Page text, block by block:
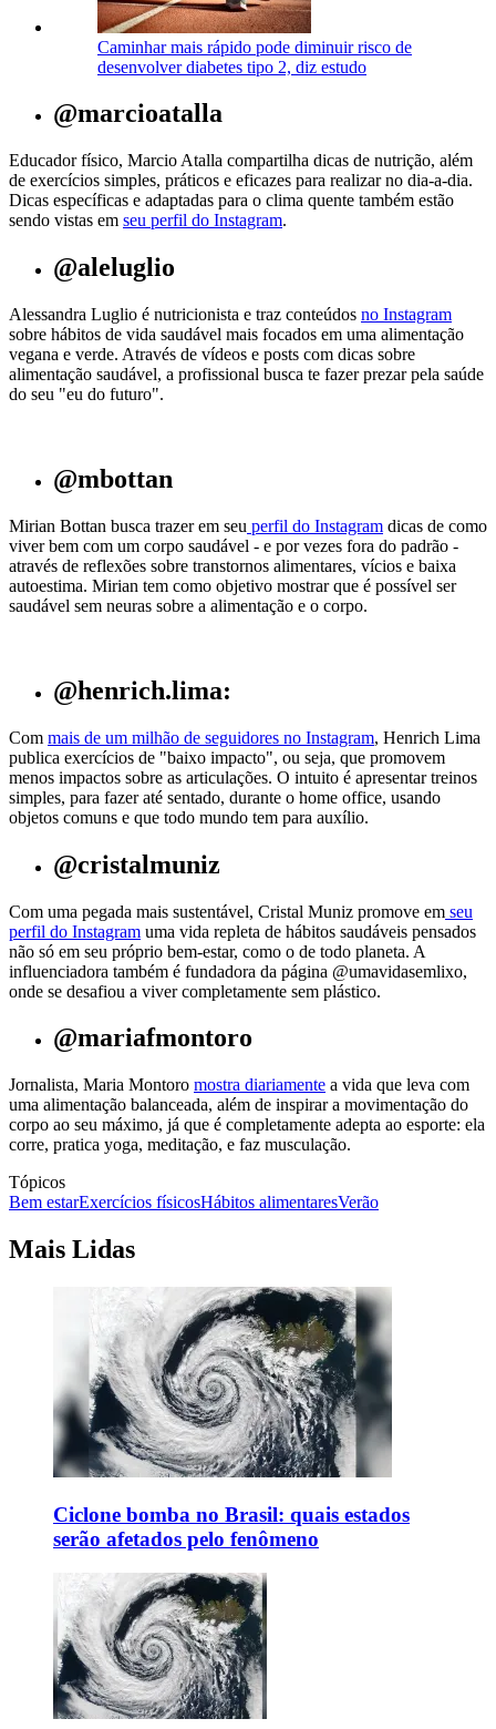
Caminhar mais rápido pode diminuir risco de
desenvolver diabetes tipo 2, diz estudo
@marcioatalla
Educador físico, Marcio Atalla compartilha dicas de nutrição, além
de exercícios simples, práticos e eficazes para realizar no dia-a-dia.
Dicas específicas e adaptadas para o clima quente também estão
sendo vistas em seu perfil do Instagram.
@aleluglio
Alessandra Luglio é nutricionista e traz conteúdos no Instagram
sobre hábitos de vida saudável mais focados em uma alimentação
vegana e verde. Através de vídeos e posts com dicas sobre
alimentação saudável, a profissional busca te fazer prezar pela saúde
do seu "eu do futuro".
@mbottan
Mirian Bottan busca trazer em seu perfil do Instagram dicas de como
viver bem com um corpo saudável - e por vezes fora do padrão -
através de reflexões sobre transtornos alimentares, vícios e baixa
autoestima. Mirian tem como objetivo mostrar que é possível ser
saudável sem neuras sobre a alimentação e o corpo.
@henrich.lima:
Com mais de um milhão de seguidores no Instagram, Henrich Lima
publica exercícios de "baixo impacto", ou seja, que promovem
menos impactos sobre as articulações. O intuito é apresentar treinos
simples, para fazer até sentado, durante o home office, usando
objetos comuns e que todo mundo tem para auxílio.
@cristalmuniz
Com uma pegada mais sustentável, Cristal Muniz promove em seu
perfil do Instagram uma vida repleta de hábitos saudáveis pensados
não só em seu próprio bem-estar, como o de todo planeta. A
influenciadora também é fundadora da página @umavidasemlixo,
onde se desafiou a viver completamente sem plástico.
@mariafmontoro
Jornalista, Maria Montoro mostra diariamente a vida que leva com
uma alimentação balanceada, além de inspirar a movimentação do
corpo ao seu máximo, já que é completamente adepta ao esporte: ela
corre, pratica yoga, meditação, e faz musculação.
Tópicos
Bem estarExercícios físicosHábitos alimentaresVerão
Mais Lidas
Ciclone bomba no Brasil: quais estados
serão afetados pelo fenômeno